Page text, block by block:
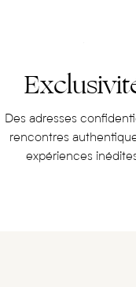
Des adresses
rencontres
expériences